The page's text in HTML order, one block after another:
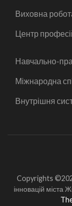
Виховна
Центр
Навчально-
Міжнародна
Внутрішня
Copyrights
інновацій міста